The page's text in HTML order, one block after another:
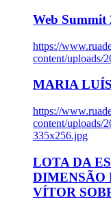
Web Summit
https://
content/uploads/
MARIA
https://
content/uploads/
335x256.jpg
LOTA DA
DIMENSÃO
VÍTOR